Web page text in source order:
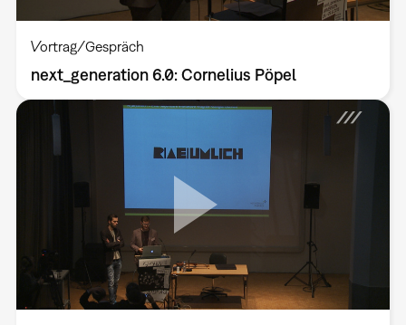
Vortrag/Gespräch
next_generation 6.0: Cornelius Pöpel